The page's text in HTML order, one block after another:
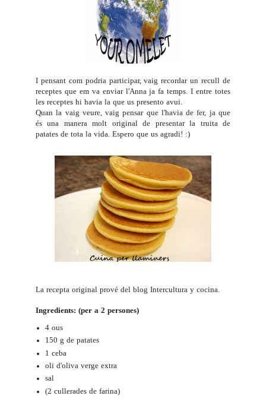
I pensant com podria participar, vaig recordar un recull de
receptes que em va enviar l'Anna ja fa temps. I entre totes
les receptes hi havia la que us presento avui.
Quan la vaig veure, vaig pensar que l'havia de fer, ja que
és una manera molt original de presentar la truita de
patates de tota la vida. Espero que us agradi! :)
La recepta original prové del blog Intercultura y cocina
Ingredients: (per a 2 persones)
4 ous
150 g de patates
1 ceba
oli d'oliva verge extra
sal
(2 cullerades de farina)